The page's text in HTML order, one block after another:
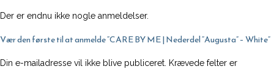
Der er endnu ikke nogle anmeldelser.
Vær den første til at anmelde “CARE BY ME | Nederdel “Augusta” – White”
Din e-mailadresse vil ikke blive publiceret. Krævede felter er